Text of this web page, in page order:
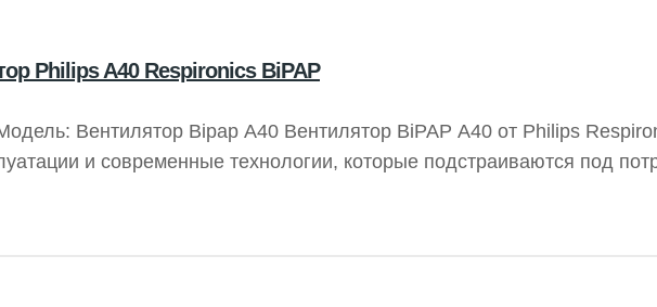
Philips A40 Respironics BiPAP
Вентилятор Bipap A40 Вентилятор BiPAP A40 от Philips
и современные технологии, которые подстраиваются под
терапию. Автоматический режим вентиляции AVAPS-AE
рекомендаций. Устройство также предлагает